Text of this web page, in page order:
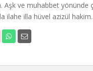
Aşk ve muhabbet yönünde
ilahe illa hüvel azizül hakim.